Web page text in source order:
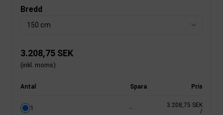
Bredd
150 cm
3.208,75 SEK
(inkl. moms)
Antal Spara Pris
1 -
3.208,75 SEK
/